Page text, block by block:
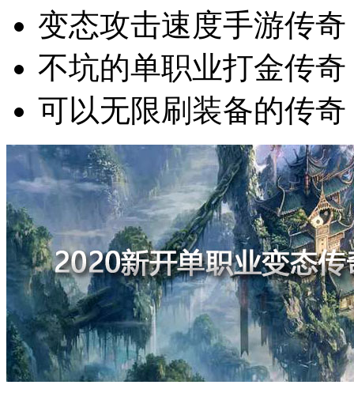
变态攻击速度手游传奇
不坑的单职业打金传奇
可以无限刷装备的传奇